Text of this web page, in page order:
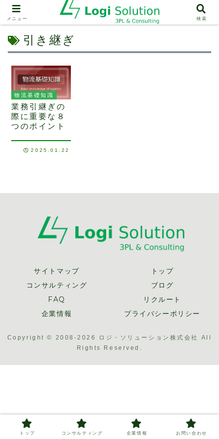
引き継ぎ
物流基礎知識
業務引継ぎの
際に重要な８
つのポイント
2025.01.22
サイトマップ
トップ
コンサルティング
ブログ
FAQ
リクルート
企業情報
プライバシーポリシー
Copyright © 2008-2026 ロジ・ソリューション株式会社 All
Rights Reserved.
メニュー 検索
トップ コンサルティング 企業情報 お問い合わせ